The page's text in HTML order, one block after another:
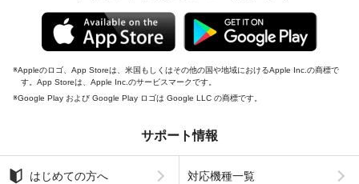
Appleのロゴ、App Storeは、米国もしくはその他の国や地域におけるApple Inc.の商標で
す。App Storeは、Apple Inc.のサービスマークです。
Google Play および Google Play ロゴは Google LLC の商標です。
サポート情報
はじめての方へ 対応機種一覧